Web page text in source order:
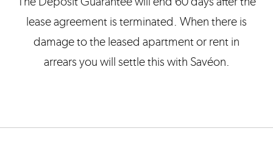
lease agreement is terminated. When there is
damage to the leased apartment or rent in
arrears you will settle this with Savéon.